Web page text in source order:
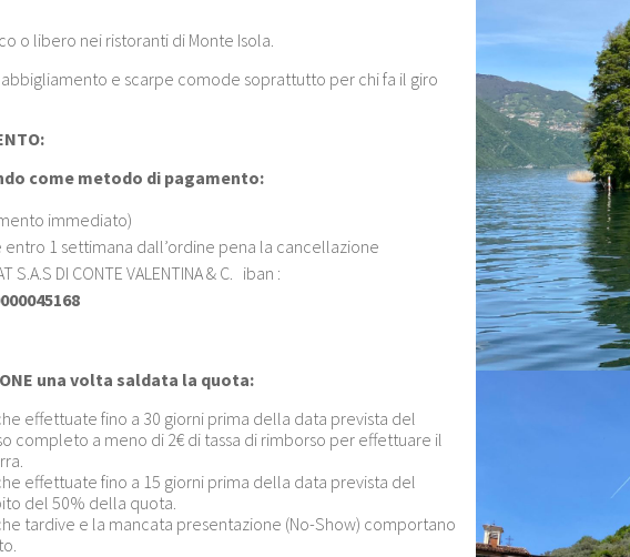
o libero nei ristoranti di Monte Isola.
e scarpe comode soprattutto per chi fa il giro
come metodo di pagamento:
immediato)
1 settimana dall’ordine pena la cancellazione
S.A.S DI CONTE VALENTINA & C. iban :
una volta saldata la quota:
effettuate fino a 30 giorni prima della data prevista del
completo a meno di 2€ di tassa di rimborso per effettuare il
effettuate fino a 15 giorni prima della data prevista del
del 50% della quota.
tardive e la mancata presentazione (No-Show) comportano